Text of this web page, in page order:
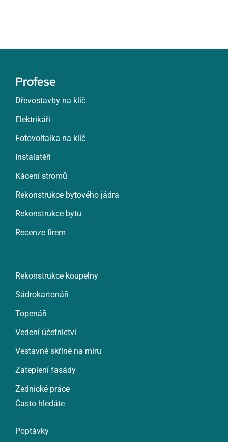
Profese
Dřevostavby na klíč
Elektrikáři
Fotovoltaika na klíč
Instalatéři
Kácení stromů
Rekonstrukce bytového jádra
Rekonstrukce bytu
Recenze firem
Rekonstrukce koupelny
Sádrokartonáři
Topenáři
Vedení účetnictví
Vestavné skříně na míru
Zateplení fasády
Zednické práce
Často hledáte
Poptávky